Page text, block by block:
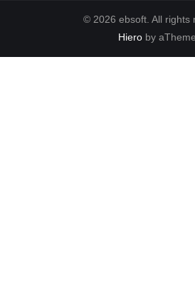
© 2026 ebsoft. All rights
Hieroby